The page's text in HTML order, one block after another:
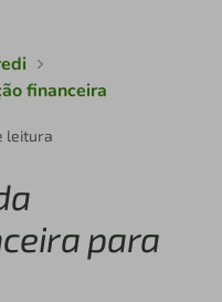
financeira
leitura
para